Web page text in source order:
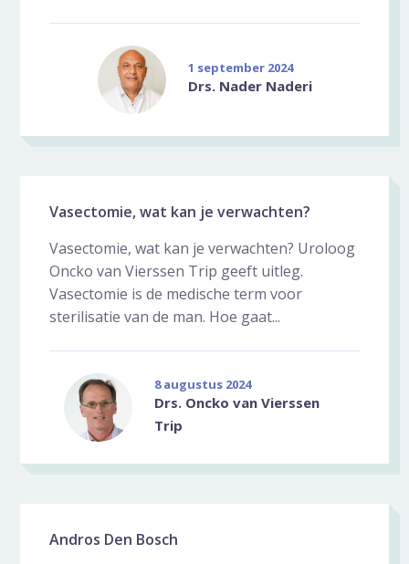
1 september 2024
Drs. Nader Naderi
Vasectomie, wat kan je verwachten?
Vasectomie, wat kan je verwachten? Uroloog
Oncko van Vierssen Trip geeft uitleg.
Vasectomie is de medische term voor
sterilisatie van de man. Hoe gaat...
8 augustus 2024
Drs. Oncko van Vierssen
Trip
Andros Den Bosch